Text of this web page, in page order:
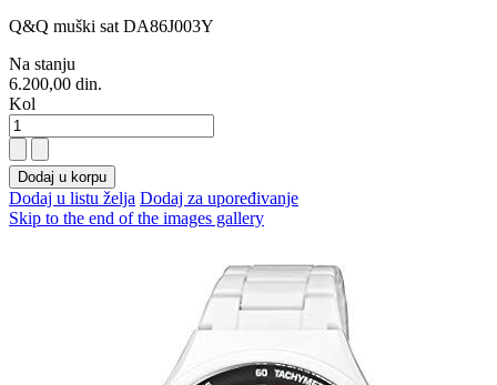
Q&Q muški sat DA86J003Y
Na stanju
6.200,00 din.
Kol
Dodaj u korpu
Dodaj u listu želja Dodaj za upoređivanje
Skip to the end of the images gallery